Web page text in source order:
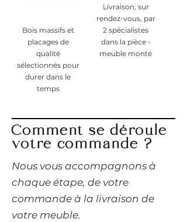
Bois massifs et
placages de
qualité
sélectionnés pour
durer dans le
temps
Livraison, sur
rendez-vous, par
2 spécialistes
dans la pièce -
meuble monté
Comment se déroule
votre commande ?
​Nous vous accompagnons à
chaque étape, de votre
commande à la livraison de
votre meuble.